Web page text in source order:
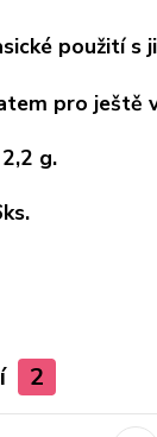
použití s
pro ještě
g.
2